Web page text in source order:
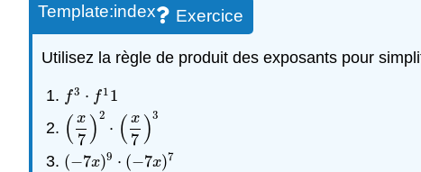
Exercice
Template:index
Utilisez la règle de produit des exposants pour
f3 ⋅ f11
f3⋅ f1 1
( x
7 )2
⋅ ( x
7 )3
(x7) 2 (x 7 )3
(−7x)9 ⋅ (−7x)7
(−7x)9⋅ ( −7x)7